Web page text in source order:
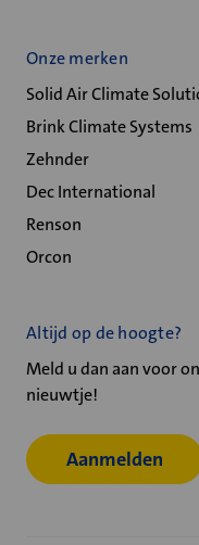
Onze merken
Solid Air Climate
Brink Climate Systems
Zehnder
Dec International
Renson
Orcon
Altijd op de hoogte?
Meld u dan aan voor
nieuwtje!
Aanmelden